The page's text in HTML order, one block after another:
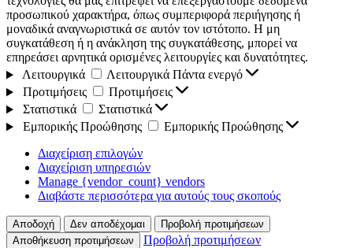
προσωπικού χαρακτήρα, όπως συμπεριφορά περιήγησης ή
μοναδικά αναγνωριστικά σε αυτόν τον ιστότοπο. Η μη
συγκατάθεση ή η ανάκληση της συγκατάθεσης, μπορεί να
επηρεάσει αρνητικά ορισμένες λειτουργίες και δυνατότητες.
Λειτουργικά
Λειτουργικά Πάντα ενεργό
Προτιμήσεις
Προτιμήσεις
Στατιστικά
Στατιστικά
Εμπορικής Προώθησης
Εμπορικής Προώθησης
Διαχείριση επιλογών
Διαχείριση υπηρεσιών
Manage {vendor_count} vendors
Διαβάστε περισσότερα για αυτούς τους σκοπούς
Αποδοχή Δεν αποδέχομαι
Προβολή προτιμήσεων
Αποθήκευση προτιμήσεων
Προβολή προτιμήσεων